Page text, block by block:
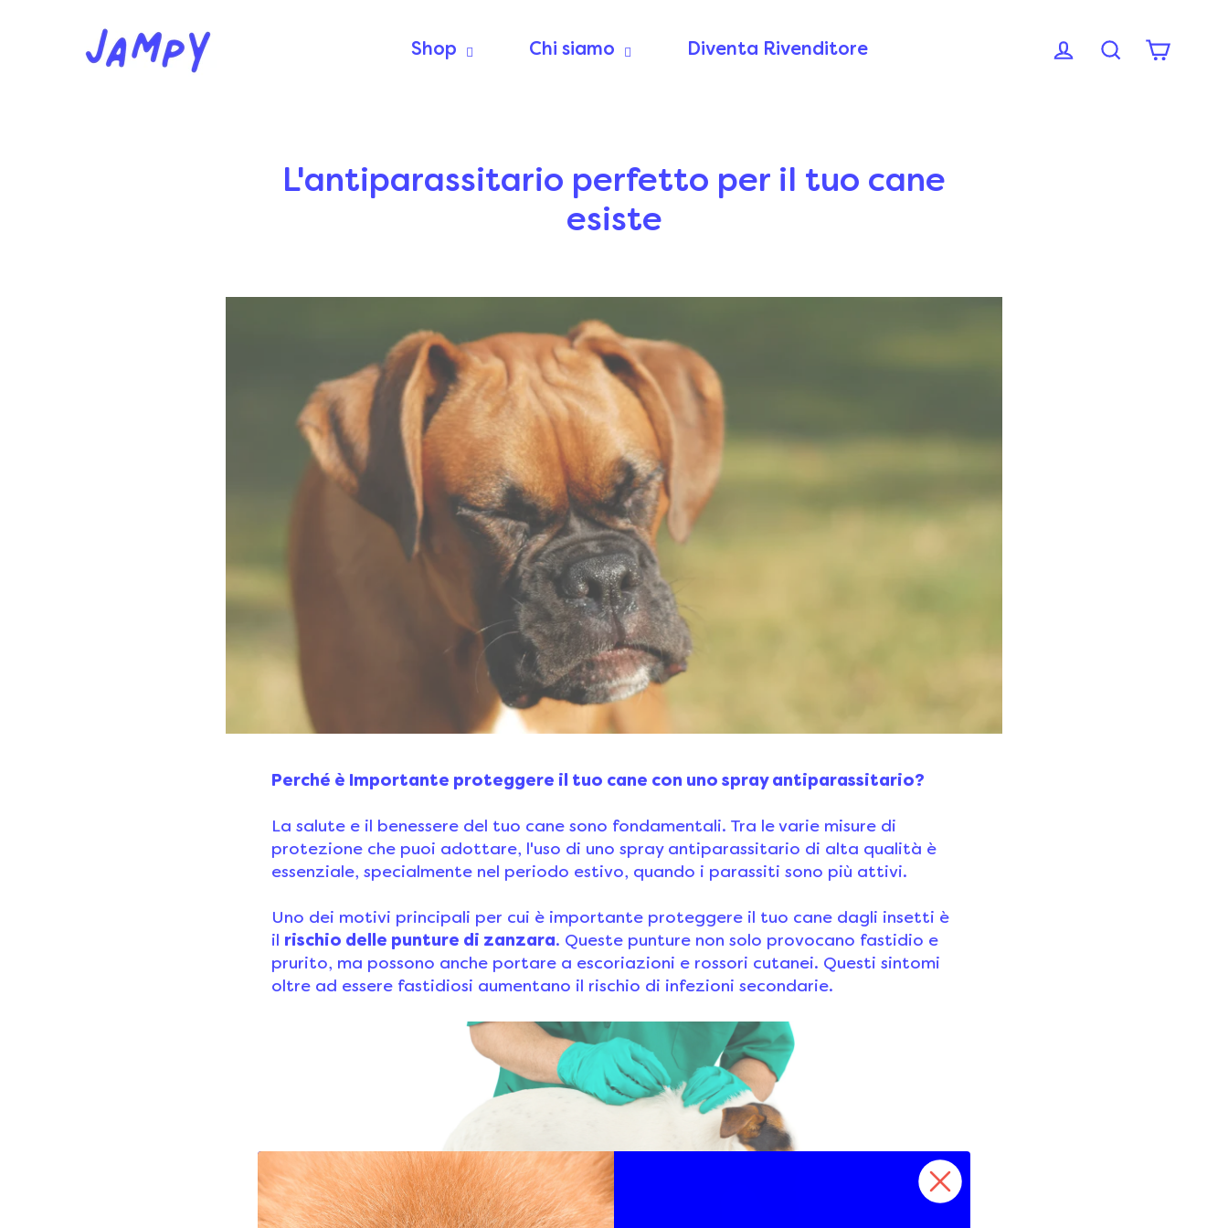
Shop Chi siamo Diventa Rivenditore
L'antiparassitario perfetto per il tuo cane
esiste
Perché è Importante proteggere il tuo cane con uno spray antiparassitario?
La salute e il benessere del tuo cane sono fondamentali. Tra le varie misure di
protezione che puoi adottare, l'uso di uno spray antiparassitario di alta qualità è
essenziale, specialmente nel periodo estivo, quando i parassiti sono più attivi.
Uno dei motivi principali per cui è importante proteggere il tuo cane dagli insetti è
il rischio delle punture di zanzara. Queste punture non solo provocano fastidio e
prurito, ma possono anche portare a escoriazioni e rossori cutanei. Questi sintomi
oltre ad essere fastidiosi aumentano il rischio di infezioni secondarie.